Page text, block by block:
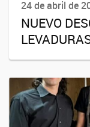
24 de abril de
NUEVO